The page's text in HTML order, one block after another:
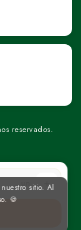
un
reservados.
sitio. Al
🍪